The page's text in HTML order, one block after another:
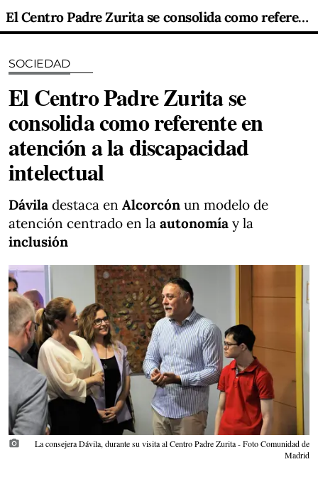
El Centro Padre Zurita se consolida como referente en atención a la discapacidad intelectual
SOCIEDAD
El Centro Padre Zurita se
consolida como referente en
atención a la discapacidad
intelectual
Dávila destaca en Alcorcón un modelo de
atención centrado en la autonomía y la
inclusión
photo_camera
La consejera Dávila, durante su visita al Centro Padre Zurita - Foto Comunidad de
Madrid